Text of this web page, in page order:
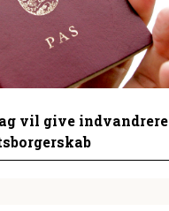
vil give indvandrere